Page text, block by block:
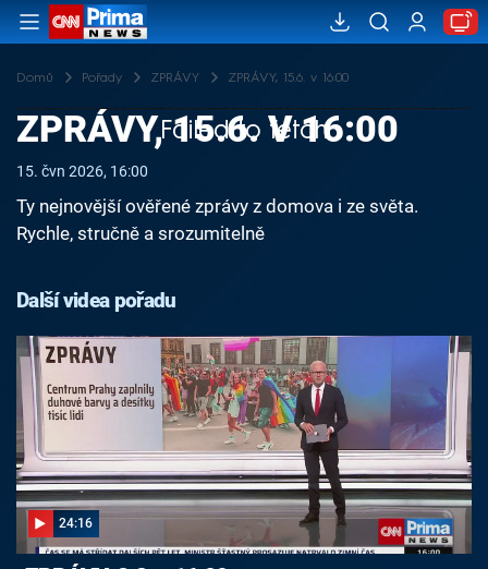
Domů Pořady ZPRÁVY ZPRÁVY, 15.6. v 16:00
Failed to fetch
ZPRÁVY, 15.6. V 16:00
15. čvn 2026, 16:00
Ty nejnovější ověřené zprávy z domova i ze světa.
Rychle, stručně a srozumitelně
Další videa pořadu
24:16